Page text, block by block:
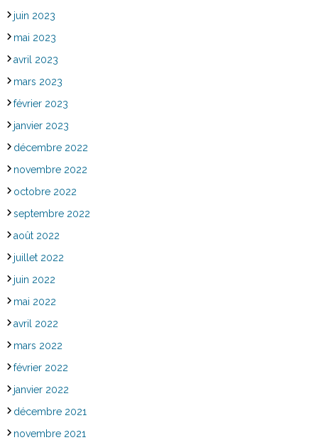
juin 2023
mai 2023
avril 2023
mars 2023
février 2023
janvier 2023
décembre 2022
novembre 2022
octobre 2022
septembre 2022
août 2022
juillet 2022
juin 2022
mai 2022
avril 2022
mars 2022
février 2022
janvier 2022
décembre 2021
novembre 2021